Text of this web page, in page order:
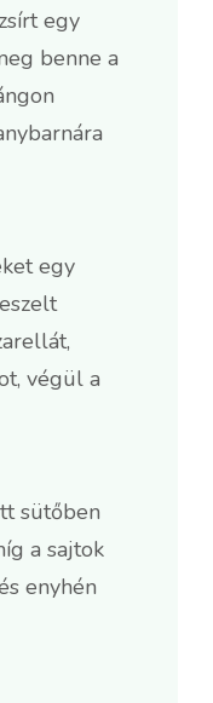
egy
benne a
egy
végül a
sütőben
a sajtok
enyhén